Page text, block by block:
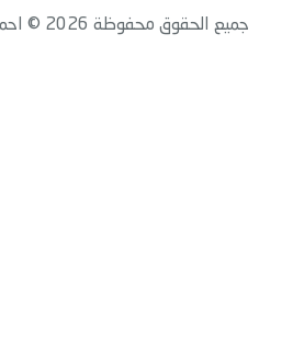
جميع الحقوق محفوظة 2026 © احمد واب